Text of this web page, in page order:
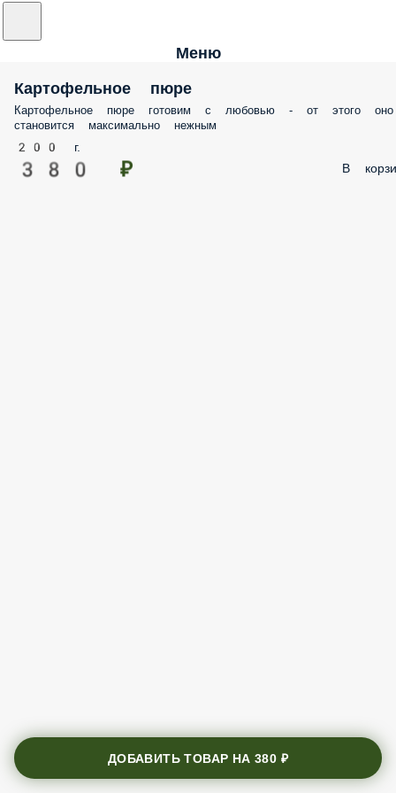
Меню
Картофельное пюре
Картофельное пюре готовим с любовью - от этого оно
становится максимально нежным
200 г.
380 ₽ В
ДОБАВИТЬ ТОВАР НА380 ₽